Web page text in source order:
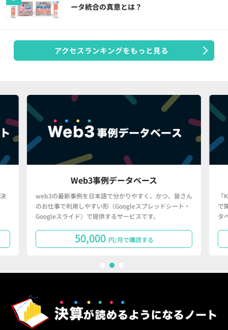
ータ統合の真意とは？
アクセスランキングをもっと見る
Web3事例データベース
web3の最新事例を日本語で分かりやすく、かつ、皆さん
のお仕事で利用しやすい形（Googleスプレッドシート・
Googleスライド）で提供するサービスです。
50,000 円/月で購読する
で
タ